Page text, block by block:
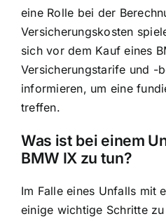
eine Rolle bei der
Versicherungskosten
sich vor dem Kauf eines
Versicherungstarife und -
informieren, um eine
treffen.
Was ist bei einem
BMW IX zu tun?
Im Falle eines Unfalls mit
einige wichtige Schritte